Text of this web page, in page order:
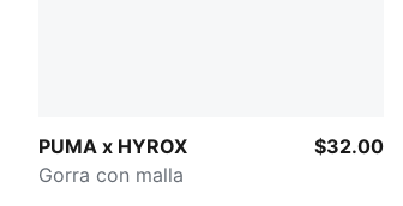
PUMA x HYROX
Gorra con malla
$32.00